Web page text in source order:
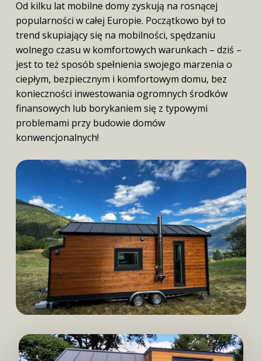
Od kilku lat mobilne domy zyskują na rosnącej
popularności w całej Europie. Początkowo był to
trend skupiający się na mobilności, spędzaniu
wolnego czasu w komfortowych warunkach – dziś –
jest to też sposób spełnienia swojego marzenia o
ciepłym, bezpiecznym i komfortowym domu, bez
konieczności inwestowania ogromnych środków
finansowych lub borykaniem się z typowymi
problemami przy budowie domów
konwencjonalnych!